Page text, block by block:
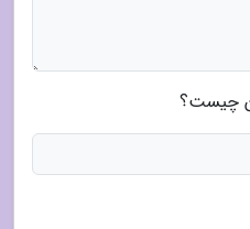
چیست؟